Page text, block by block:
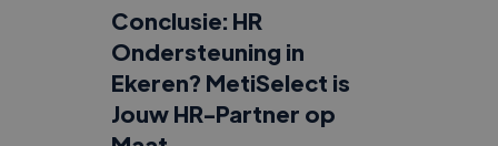
Conclusie: HR
Ondersteuning in
Ekeren? MetiSelect is
Jouw HR-Partner op